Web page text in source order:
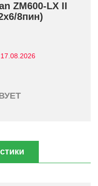
ZM600-LX II
­8пин)
17.08.2026